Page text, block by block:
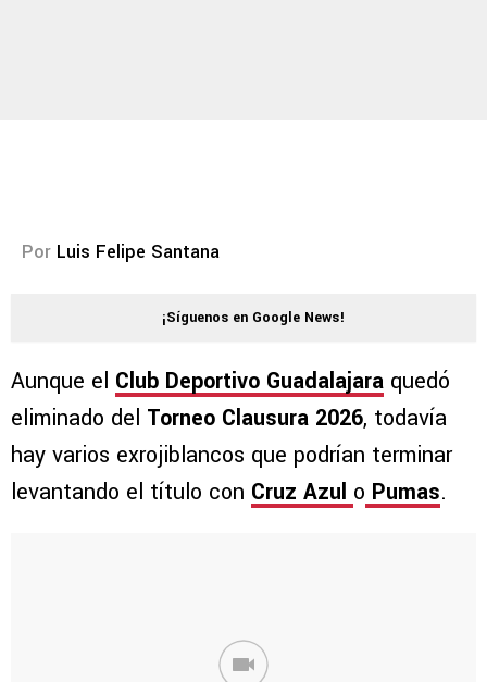
Por Luis Felipe Santana
¡Síguenos en Google News!
Aunque el Club Deportivo Guadalajara quedó
eliminado del Torneo Clausura 2026, todavía
hay varios exrojiblancos que podrían terminar
levantando el título con Cruz Azul o Pumas.